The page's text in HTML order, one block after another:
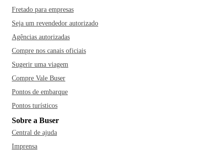
Fretado para empresas
Seja um revendedor autorizado
Agências autorizadas
Compre nos canais oficiais
Sugerir uma viagem
Compre Vale Buser
Pontos de embarque
Pontos turísticos
Sobre a Buser
Central de ajuda
Imprensa